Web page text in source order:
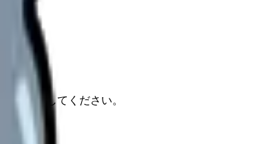
て確認してください。